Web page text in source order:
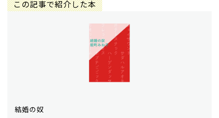
この記事で紹介した本
結婚の奴